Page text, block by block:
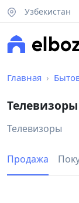
Узбекистан
Главная
Телевизоры
Продажа